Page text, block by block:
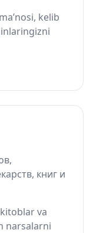
kelib
книг и
va
narsalarni